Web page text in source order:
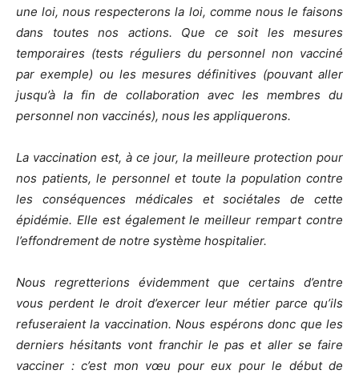
une loi, nous respecterons la loi, comme nous le faisons
dans toutes nos actions. Que ce soit les mesures
temporaires (tests réguliers du personnel non vacciné
par exemple) ou les mesures définitives (pouvant aller
jusqu’à la fin de collaboration avec les membres du
personnel non vaccinés), nous les appliquerons.
La vaccination est, à ce jour, la meilleure protection pour
nos patients, le personnel et toute la population contre
les conséquences médicales et sociétales de cette
épidémie. Elle est également le meilleur rempart contre
l’effondrement de notre système hospitalier.
Nous regretterions évidemment que certains d’entre
vous perdent le droit d’exercer leur métier parce qu’ils
refuseraient la vaccination. Nous espérons donc que les
derniers hésitants vont franchir le pas et aller se faire
vacciner : c’est mon vœu pour eux pour le début de